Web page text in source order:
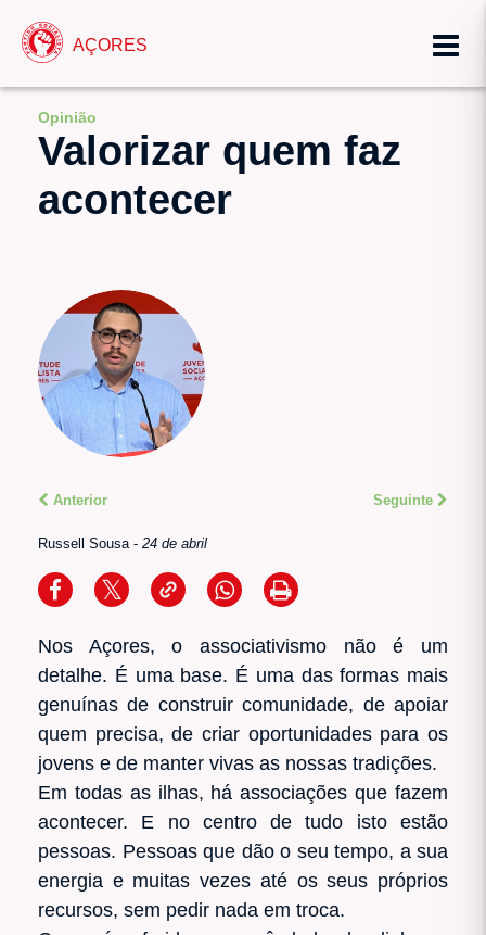
AÇORES
Opinião
Valorizar quem faz
acontecer
Anterior Seguinte
Russell Sousa- 24 de abril
Nos Açores, o associativismo não é um
detalhe. É uma base. É uma das formas mais
genuínas de construir comunidade, de apoiar
quem precisa, de criar oportunidades para os
jovens e de manter vivas as nossas tradições.
Em todas as ilhas, há associações que fazem
acontecer. E no centro de tudo isto estão
pessoas. Pessoas que dão o seu tempo, a sua
energia e muitas vezes até os seus próprios
recursos, sem pedir nada em troca.